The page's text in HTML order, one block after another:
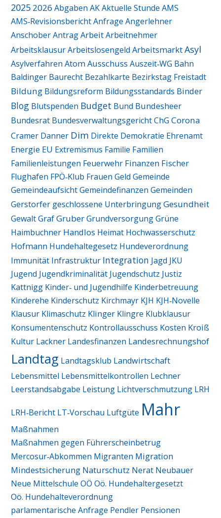
2025 2026 Abgaben AK Aktuelle Stunde AMS
AMS‑Revisionsbericht Anfrage Angerlehner
Anschober Antrag Arbeit Arbeitnehmer
Arbeitsklausur Arbeitslosengeld ArbeitsmarktAsyl
Asylverfahren Atom Ausschuss Auszeit‑WG Bahn
Baldinger Baurecht Bezahlkarte Bezirkstag Freistadt
Bildung Bildungsreform Bildungsstandards Binder
Blog Blutspenden Budget Bund Bundesheer
Bundesrat Bundesverwaltungsgericht ChG Corona
Cramer Danner Dim Direkte Demokratie Ehrenamt
Energie EU Extremismus Familie Familien
Familienleistungen Feuerwehr Finanzen Fischer
Flughafen FPÖ‑Klub Frauen Geld Gemeinde
Gemeindeaufsicht Gemeindefinanzen Gemeinden
Gerstorfer geschlossene Unterbringung Gesundheit
Gewalt GrafGruber Grundversorgung Grüne
Haimbuchner Handlos Heimat Hochwasserschutz
Hofmann Hundehaltegesetz Hundeverordnung
Immunität Infrastruktur Integration Jagd JKU
Jugend Jugendkriminalität Jugendschutz Justiz
Kattnigg Kinder‑ und Jugendhilfe Kinderbetreuung
Kinderehe Kinderschutz Kirchmayr KJH KJH‑Novelle
Klausur Klimaschutz Klinger Klingre Klubklausur
Konsumentenschutz Kontrollausschuss Kosten Kroiß
Kultur Lackner Landesfinanzen Landesrechnungshof
Landtag Landtagsklub Landwirtschaft
Lebensmittel Lebensmittelkontrollen Lechner
Leerstandsabgabe Leistung Lichtverschmutzung LRH
LRH‑Bericht LT‑Vorschau Luftgüte Mahr
Maßnahmen
Maßnahmen gegen Führerscheinbetrug
Mercosur‑Abkommen Migranten Migration
Mindestsicherung Naturschutz Nerat Neubauer
Neue Mittelschule OÖ Oö. Hundehaltergesetzt
Oö. Hundehalteverordnung
parlamentarische Anfrage Pendler Pensionen